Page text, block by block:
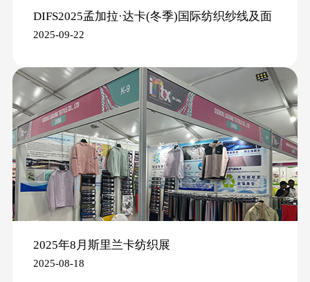
DIFS2025孟加拉·达卡(冬季)国际纺织纱线及面
辅料展
2025-09-22
2025年8月斯里兰卡纺织展
2025-08-18